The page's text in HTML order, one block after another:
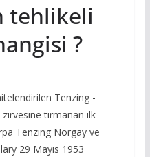
tehlikeli
?
Tenzing -
zirvesine tırmanan ilk
Tenzing Norgay ve
29 Mayıs 1953